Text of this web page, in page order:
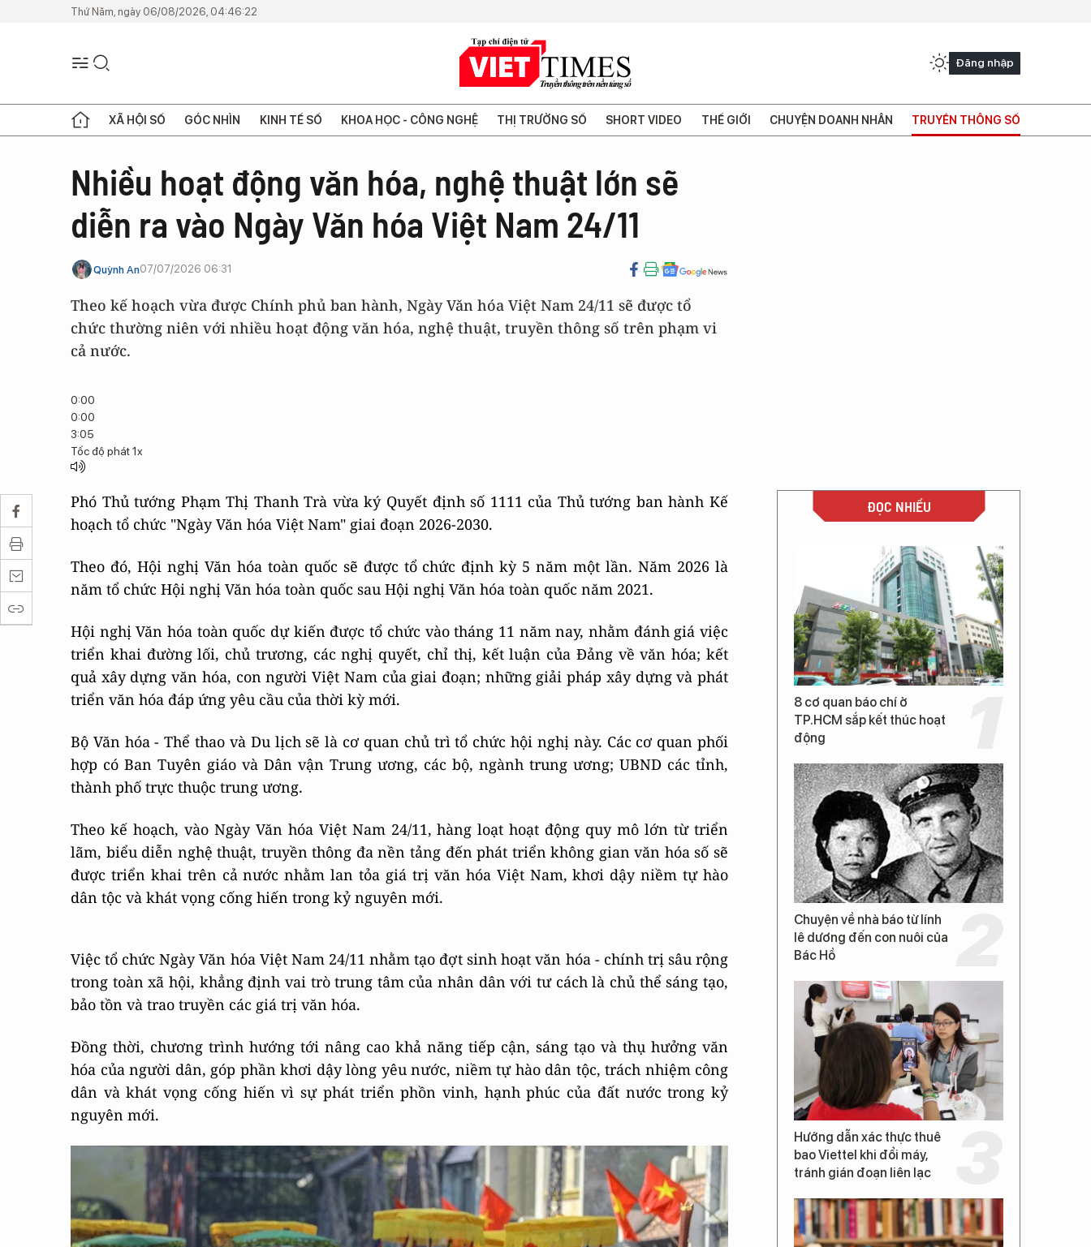
Thứ Năm, ngày 06/08/2026, 04:46:22
Đăng nhập
XÃ HỘI SỐ GÓC NHÌN KINH TẾ SỐ KHOA HỌC - CÔNG NGHỆ THỊ TRƯỜNG SỐ SHORT VIDEO THẾ GIỚI CHUYỆN DOANH NHÂN TRUYỀN THÔNG SỐ
Nhiều hoạt động văn hóa, nghệ thuật lớn sẽ
diễn ra vào Ngày Văn hóa Việt Nam 24/11
Quỳnh An07/07/2026 06:31
Theo kế hoạch vừa được Chính phủ ban hành, Ngày Văn hóa Việt Nam 24/11 sẽ được tổ
chức thường niên với nhiều hoạt động văn hóa, nghệ thuật, truyền thông số trên phạm vi
cả nước.
0:00
0:00
3:05
Tốc độ phát1x
Phó Thủ tướng Phạm Thị Thanh Trà vừa ký Quyết định số 1111 của Thủ tướng ban hành Kế
hoạch tổ chức "Ngày Văn hóa Việt Nam" giai đoạn 2026-2030.
Theo đó, Hội nghị Văn hóa toàn quốc sẽ được tổ chức định kỳ 5 năm một lần. Năm 2026 là
năm tổ chức Hội nghị Văn hóa toàn quốc sau Hội nghị Văn hóa toàn quốc năm 2021.
Hội nghị Văn hóa toàn quốc dự kiến được tổ chức vào tháng 11 năm nay, nhằm đánh giá việc
triển khai đường lối, chủ trương, các nghị quyết, chỉ thị, kết luận của Đảng về văn hóa; kết
quả xây dựng văn hóa, con người Việt Nam của giai đoạn; những giải pháp xây dựng và phát
triển văn hóa đáp ứng yêu cầu của thời kỳ mới.
Bộ Văn hóa - Thể thao và Du lịch sẽ là cơ quan chủ trì tổ chức hội nghị này. Các cơ quan phối
hợp có Ban Tuyên giáo và Dân vận Trung ương, các bộ, ngành trung ương; UBND các tỉnh,
thành phố trực thuộc trung ương.
Theo kế hoạch, vào Ngày Văn hóa Việt Nam 24/11, hàng loạt hoạt động quy mô lớn từ triển
lãm, biểu diễn nghệ thuật, truyền thông đa nền tảng đến phát triển không gian văn hóa số sẽ
được triển khai trên cả nước nhằm lan tỏa giá trị văn hóa Việt Nam, khơi dậy niềm tự hào
dân tộc và khát vọng cống hiến trong kỷ nguyên mới.
Việc tổ chức Ngày Văn hóa Việt Nam 24/11 nhằm tạo đợt sinh hoạt văn hóa - chính trị sâu rộng
trong toàn xã hội, khẳng định vai trò trung tâm của nhân dân với tư cách là chủ thể sáng tạo,
bảo tồn và trao truyền các giá trị văn hóa.
Đồng thời, chương trình hướng tới nâng cao khả năng tiếp cận, sáng tạo và thụ hưởng văn
hóa của người dân, góp phần khơi dậy lòng yêu nước, niềm tự hào dân tộc, trách nhiệm công
dân và khát vọng cống hiến vì sự phát triển phồn vinh, hạnh phúc của đất nước trong kỷ
nguyên mới.
ĐỌC NHIỀU
8 cơ quan báo chí ở
TP.HCM sắp kết thúc hoạt
động
Chuyện về nhà báo từ lính
lê dương đến con nuôi của
Bác Hồ
Hướng dẫn xác thực thuê
bao Viettel khi đổi máy,
tránh gián đoạn liên lạc